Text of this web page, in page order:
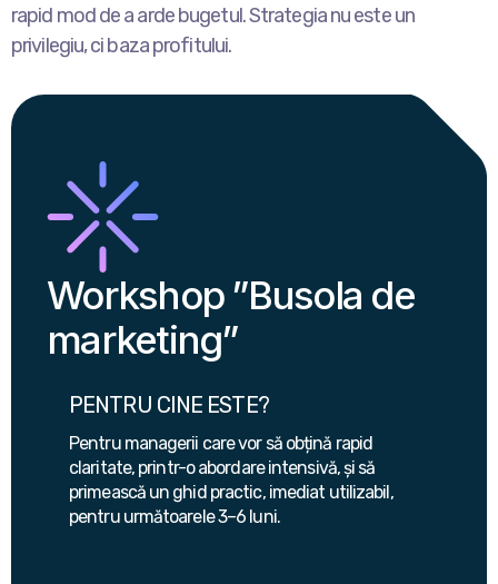
rapid mod de a arde bugetul. Strategia nu este un
privilegiu, ci baza profitului.
Workshop ”Busola de
marketing”
PENTRU CINE ESTE?
Pentru managerii care vor să obțină rapid
claritate, printr-o abordare intensivă, și să
primească un ghid practic, imediat utilizabil,
pentru următoarele 3–6 luni.